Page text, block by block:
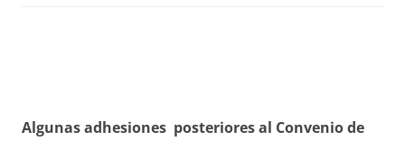
Algunas adhesiones posteriores al Convenio de